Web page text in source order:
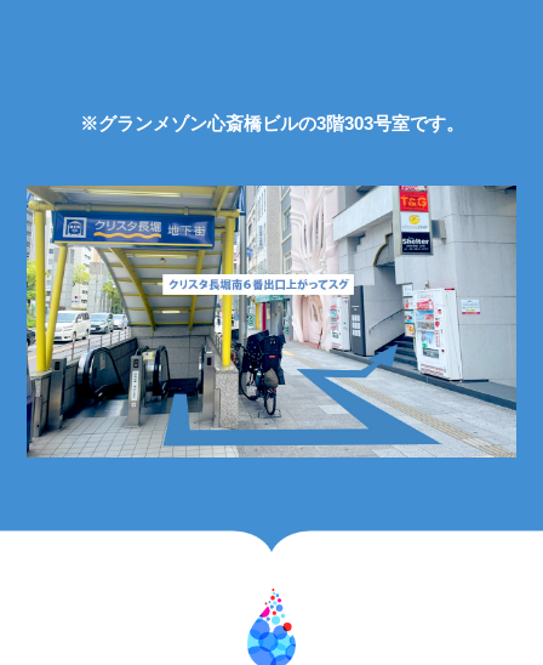
※グランメゾン心斎橋ビルの3階303号室です。